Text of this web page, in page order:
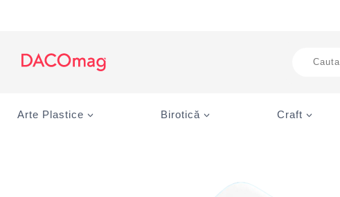
search
Arte Plastice Birotică Craft